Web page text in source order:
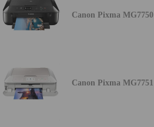
Canon Pixma MG7750
Canon Pixma MG7751